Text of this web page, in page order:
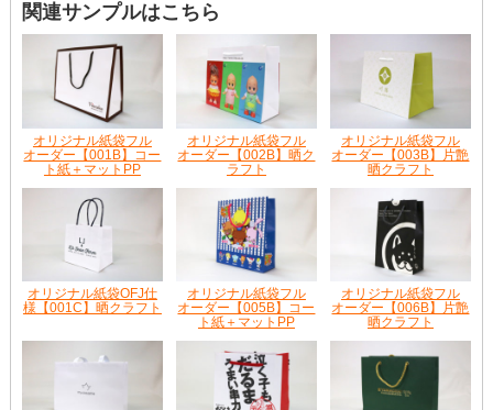
関連サンプルはこちら
オリジナル紙袋フル
オーダー【001B】コー
ト紙＋マットPP
オリジナル紙袋フル
オーダー【002B】晒ク
ラフト
オリジナル紙袋フル
オーダー【003B】片艶
晒クラフト
オリジナル紙袋OFJ仕
様【001C】晒クラフト
オリジナル紙袋フル
オーダー【005B】コー
ト紙＋マットPP
オリジナル紙袋フル
オーダー【006B】片艶
晒クラフト